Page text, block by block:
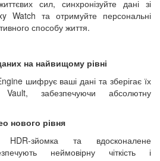
сил, синхронізуйте дані зі
Watch та отримуйте персональні
способу життя.
на найвищому рівні
шифрує ваші дані та зберігає їх
забезпечуючи абсолютну
нового рівня
HDR-зйомка та вдосконалене
неймовірну чіткість і